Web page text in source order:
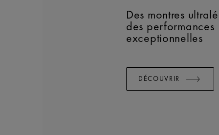
Des montres
des performances
exceptionnelles
DÉCOUVRIR